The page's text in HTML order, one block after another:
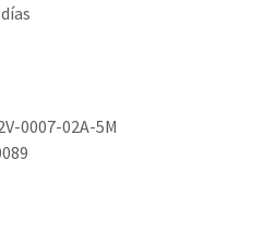
0007-02A-5M